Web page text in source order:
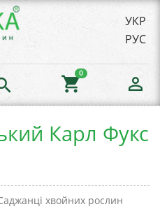
УКР
РУС
shopping_cart
0
person_outline
Карл Фукс
хвойних рослин